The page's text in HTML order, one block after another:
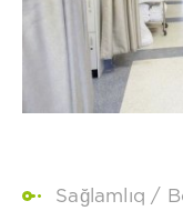
Sağlamlıq /